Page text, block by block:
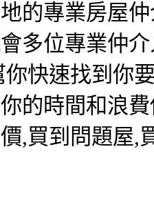
的專業房屋
多位專業仲
你快速找到你
的時間和浪
,買到問題屋,